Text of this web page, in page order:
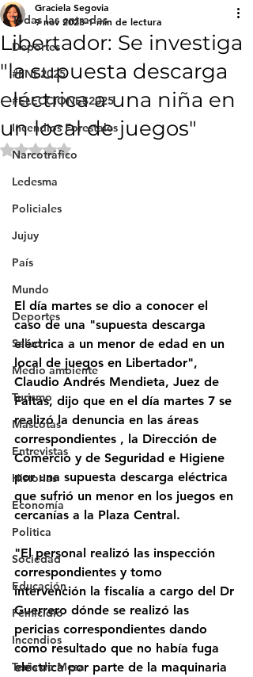
Todas las entradas
Deportes
#FNE2025
#ELECCIONES2025
Incendios Forestales
Narcotráfico
Ledesma
Policiales
Jujuy
País
Mundo
Deportes
Salud
Medio ambiente
Turismo
Mascotas
Entrevistas
Historias
Economía
Politica
Sociedad
Educación
Femicidio
Incendios
Tenis de Mesa
Libertador: Se investiga
"la supuesta descarga
eléctrica a una niña en
un local de juegos"
Graciela Segovia
9 nov 2023 1 min de lectura
Obtuvo NaN de 5 estrellas.
El día martes se dio a conocer el
caso de una "supuesta descarga
eléctrica a un menor de edad en un
local de juegos en Libertador",
Claudio Andrés Mendieta, Juez de
Faltas, dijo que en el día martes 7 se
realizó la denuncia en las áreas
correspondientes , la Dirección de
Comercio y de Seguridad e Higiene
por una supuesta descarga eléctrica
que sufrió un menor en los juegos en
cercanías a la Plaza Central.
"El personal realizó las inspección
correspondientes y tomo
intervención la fiscalía a cargo del Dr
Guerrero dónde se realizó las
pericias correspondientes dando
como resultado que no había fuga
eléctrica por parte de la maquinaria